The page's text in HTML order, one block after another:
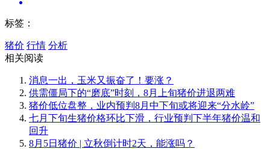
标签：
猪价 行情 分析
相关阅读
消息一出，玉米又振奋了！要涨？
供需僵局下的“磨底”时刻，8月上旬猪价进退两难
猪价低位盘整，业内预判8月中下旬或将迎来“分水岭”
七月下旬生猪价格环比下滑，行业预判下半年猪价温和
回升
8月5日猪价 | 立秋倒计时2天，能涨吗？